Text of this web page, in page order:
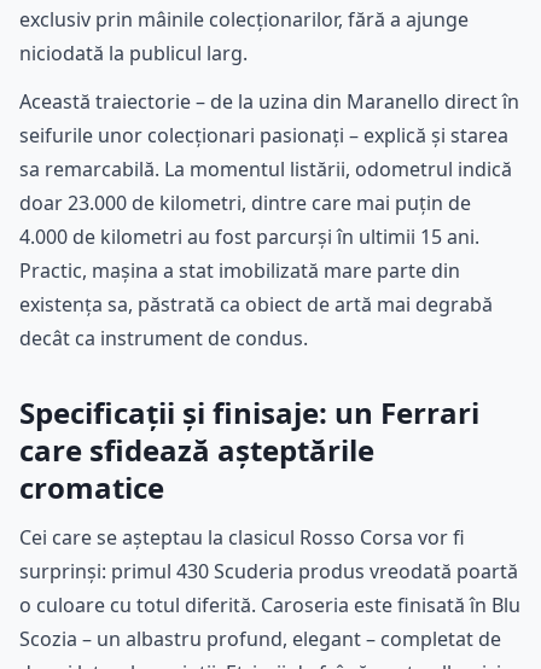
exclusiv prin mâinile colecționarilor, fără a ajunge
niciodată la publicul larg.
Această traiectorie – de la uzina din Maranello direct în
seifurile unor colecționari pasionați – explică și starea
sa remarcabilă. La momentul listării, odometrul indică
doar 23.000 de kilometri, dintre care mai puțin de
4.000 de kilometri au fost parcurși în ultimii 15 ani.
Practic, mașina a stat imobilizată mare parte din
existența sa, păstrată ca obiect de artă mai degrabă
decât ca instrument de condus.
Specificații și finisaje: un Ferrari
care sfidează așteptările
cromatice
Cei care se așteptau la clasicul Rosso Corsa vor fi
surprinși: primul 430 Scuderia produs vreodată poartă
o culoare cu totul diferită. Caroseria este finisată în Blu
Scozia – un albastru profund, elegant – completat de